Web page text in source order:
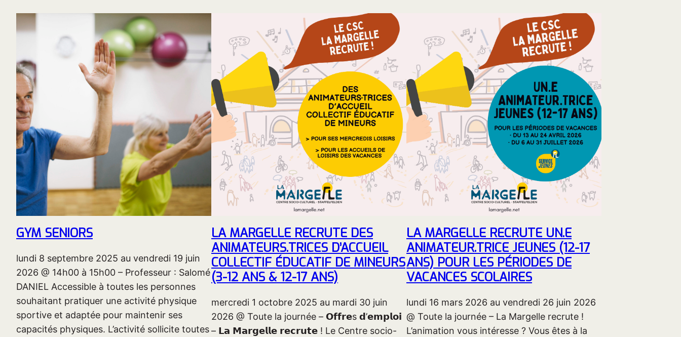
GYM SENIORS
lundi 8 septembre 2025 au vendredi 19 juin
2026 @ 14h00 à 15h00 – Professeur : Salomé
DANIEL Accessible à toutes les personnes
souhaitant pratiquer une activité physique
sportive et adaptée pour maintenir ses
capacités physiques. L’activité sollicite toutes
LA MARGELLE RECRUTE DES
ANIMATEURS.TRICES D’ACCUEIL
COLLECTIF ÉDUCATIF DE MINEURS
(3-12 ANS & 12-17 ANS)
mercredi 1 octobre 2025 au mardi 30 juin
2026 @ Toute la journée – 𝗢𝗳𝗳𝗿𝗲s 𝗱’𝗲𝗺𝗽𝗹𝗼𝗶
– 𝗟𝗮 𝗠𝗮𝗿𝗴𝗲𝗹𝗹𝗲 𝗿𝗲𝗰𝗿𝘂𝘁𝗲 ! Le Centre socio-
LA MARGELLE RECRUTE UN.E
ANIMATEUR.TRICE JEUNES (12-17
ANS) POUR LES PÉRIODES DE
VACANCES SCOLAIRES
lundi 16 mars 2026 au vendredi 26 juin 2026
@ Toute la journée – La Margelle recrute !
L’animation vous intéresse ? Vous êtes à la